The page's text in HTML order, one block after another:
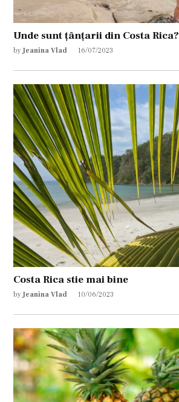
Unde sunt țânțarii din Costa Rica?
by Jeanina Vlad 16/07/2023
Costa Rica stie mai bine
by Jeanina Vlad 10/06/2023